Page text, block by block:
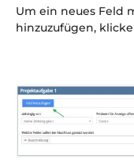
Um ein neues Feld
hinzuzufügen,